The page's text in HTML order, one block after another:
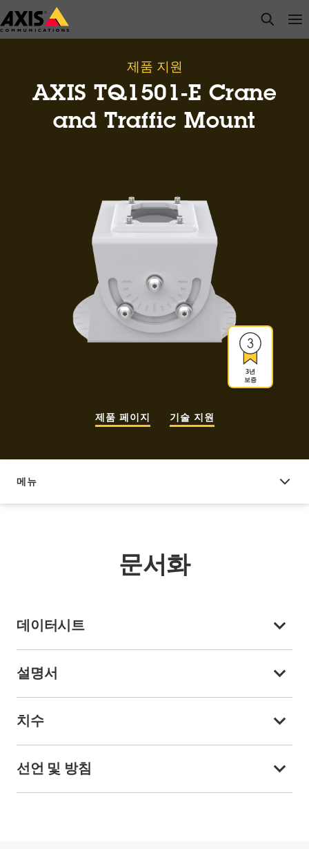
주
요
open
제품 지원
AXIS TQ1501-E Crane
and Traffic Mount
3년
보증
제품 페이지 기술 지원
메뉴
문서화
문서화
데이터시트
설명서
치수
선언 및 방침